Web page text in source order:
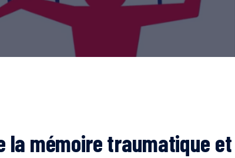
la mémoire traumatique